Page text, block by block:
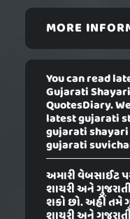
MORE
You can read
Gujarati
QuotesDiary.
latest gujarati
gujarati
gujarati
અમારી વેબસાઈટ
શાયરી અને
શકો છો. અહીં તમે